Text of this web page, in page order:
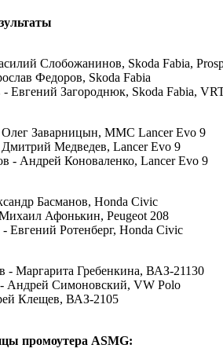
Слобожанинов, Skoda Fabia,
Федоров, Skoda Fabia
Евгений Загороднюк, Skoda Fabia,
Заварницын, MMC Lancer Evo 9
Медведев, Lancer Evo 9
- Андрей Коноваленко, Lancer Evo 9
Басманов, Honda Civic
Афонькин, Peugeot 208
Евгений Ротенберг, Honda Civic
- Маргарита Гребенкина, ВАЗ-21130
- Андрей Симоновский, VW Polo
Клещев, ВАЗ-2105
промоутера ASMG: